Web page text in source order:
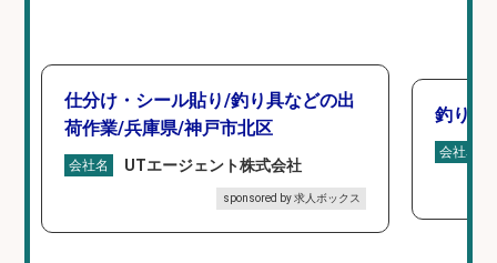
仕分け・シール貼り/釣り具などの出
荷作業/兵庫県/神戸市北区
会社名 UTエージェント株式会社
sponsored by 求人ボックス
釣り具
会社名